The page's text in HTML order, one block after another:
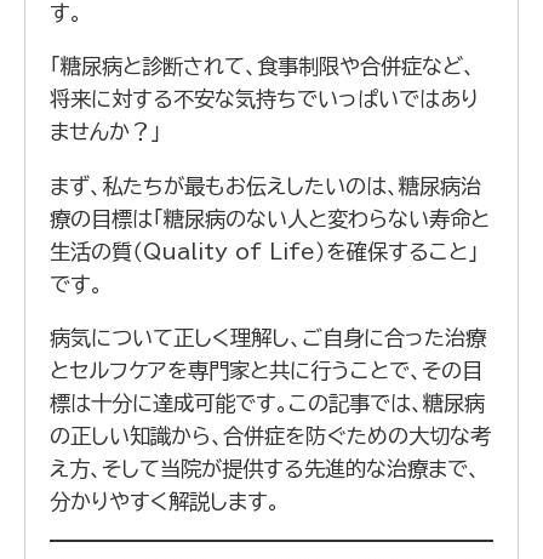
す。
「糖尿病と診断されて、食事制限や合併症など、
将来に対する不安な気持ちでいっぱいではあり
ませんか？」
まず、私たちが最もお伝えしたいのは、糖尿病治
療の目標は「糖尿病のない人と変わらない寿命と
生活の質（Quality of Life）を確保すること」
です。
病気について正しく理解し、ご自身に合った治療
とセルフケアを専門家と共に行うことで、その目
標は十分に達成可能です。この記事では、糖尿病
の正しい知識から、合併症を防ぐための大切な考
え方、そして当院が提供する先進的な治療まで、
分かりやすく解説します。